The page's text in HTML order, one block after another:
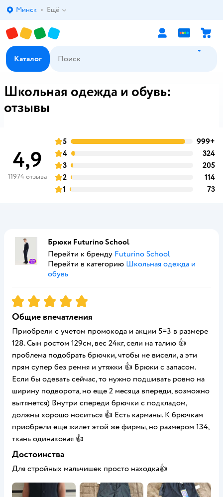
Выбор адреса доставки.
Минск Ещё
Каталог
Школьная одежда и обувь:
отзывы
4,9
11974 отзыва
оценка
5 999+
оценка
4 324
оценка
3 205
оценка
2 114
оценка
1 73
Брюки Futurino School
Перейти к бренду Futurino School
Перейти в категорию Школьная одежда и
обувь
Рейтинг:5
Общие впечатления
Приобрели с учетом промокода и акции 5=3 в размере
128. Сын ростом 129см, вес 24кг, сели на талию 👍
проблема подобрать брючки, чтобы не висели, а эти
прям супер без ремня и утяжки 👍 Брюки с запасом.
Если бы одевать сейчас, то нужно подшивать ровно на
ширину подворота, но еще 2 месяца впереди, возможно
вытянется) Внутри спереди брючки с подкладом,
должны хорошо носиться 👍 Есть карманы. К брючкам
приобрели еще жилет этой же фирмы, но размером 134,
ткань одинаковая 👍
Достоинства
Для стройных мальчишек просто находка👍